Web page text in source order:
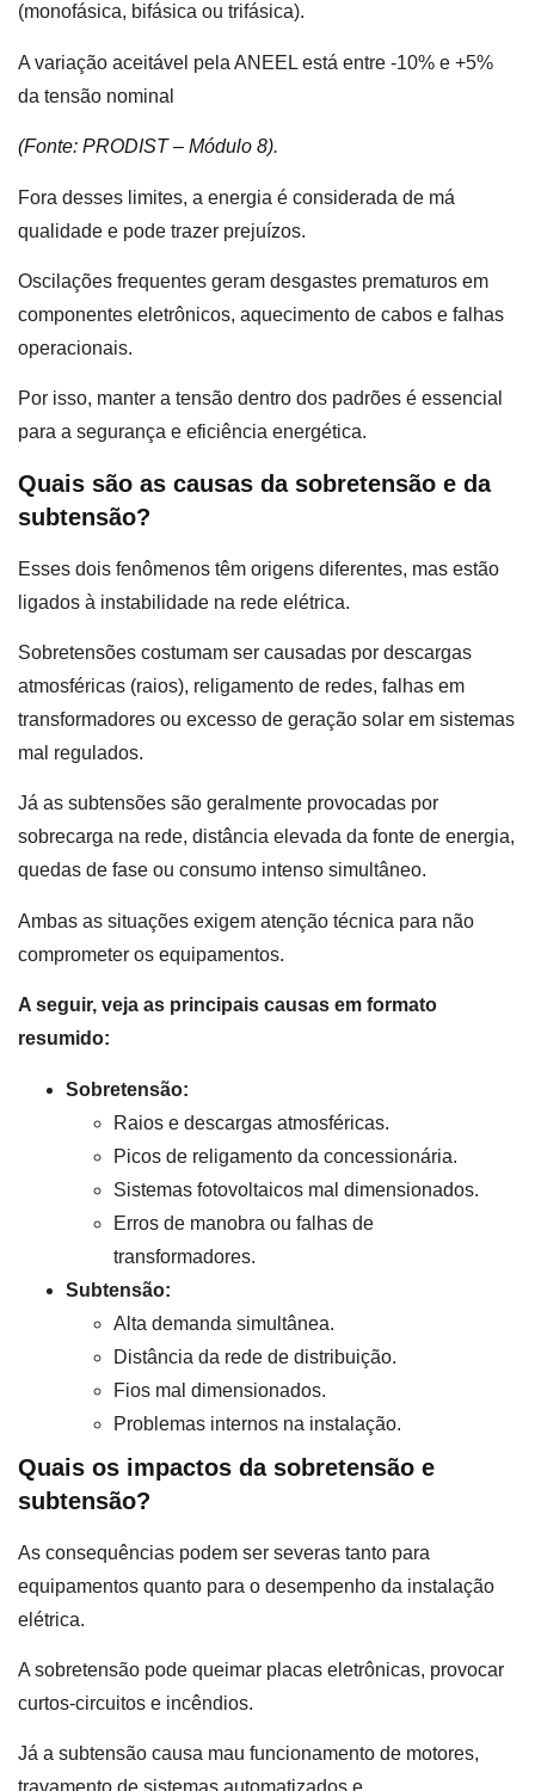
(monofásica, bifásica ou trifásica).
A variação aceitável pela ANEEL está entre -10% e +5%
da tensão nominal
(Fonte: PRODIST – Módulo 8).
Fora desses limites, a energia é considerada de má
qualidade e pode trazer prejuízos.
Oscilações frequentes geram desgastes prematuros em
componentes eletrônicos, aquecimento de cabos e falhas
operacionais.
Por isso, manter a tensão dentro dos padrões é essencial
para a segurança e eficiência energética.
Quais são as causas da sobretensão e da
subtensão?
Esses dois fenômenos têm origens diferentes, mas estão
ligados à instabilidade na rede elétrica.
Sobretensões costumam ser causadas por descargas
atmosféricas (raios), religamento de redes, falhas em
transformadores ou excesso de geração solar em sistemas
mal regulados.
Já as subtensões são geralmente provocadas por
sobrecarga na rede, distância elevada da fonte de energia,
quedas de fase ou consumo intenso simultâneo.
Ambas as situações exigem atenção técnica para não
comprometer os equipamentos.
A seguir, veja as principais causas em formato
resumido:
Sobretensão:
Raios e descargas atmosféricas.
Picos de religamento da concessionária.
Sistemas fotovoltaicos mal dimensionados.
Erros de manobra ou falhas de
transformadores.
Subtensão:
Alta demanda simultânea.
Distância da rede de distribuição.
Fios mal dimensionados.
Problemas internos na instalação.
Quais os impactos da sobretensão e
subtensão?
As consequências podem ser severas tanto para
equipamentos quanto para o desempenho da instalação
elétrica.
A sobretensão pode queimar placas eletrônicas, provocar
curtos-circuitos e incêndios.
Já a subtensão causa mau funcionamento de motores,